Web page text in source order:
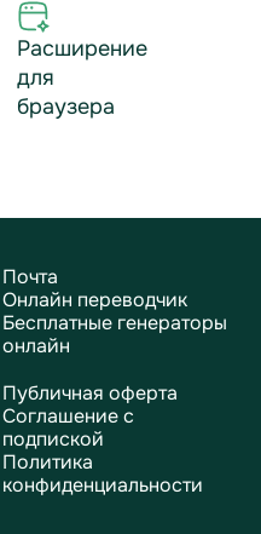
Расширение
для
браузера
Почта
Онлайн переводчик
Бесплатные генераторы
онлайн
Публичная оферта
Соглашение с
подпиской
Политика
конфиденциальности